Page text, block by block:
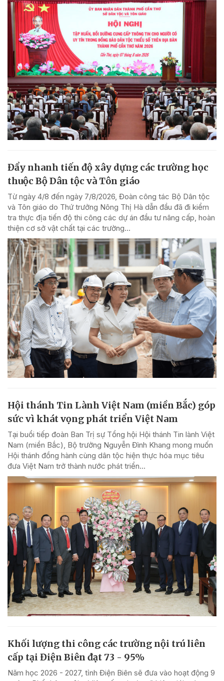
Đẩy nhanh tiến độ xây dựng các trường học
thuộc Bộ Dân tộc và Tôn giáo
Từ ngày 4/8 đến ngày 7/8/2026, Đoàn công tác Bộ Dân tộc
và Tôn giáo do Thứ trưởng Nông Thị Hà dẫn đầu đã đi kiểm
tra thực địa tiến độ thi công các dự án đầu tư nâng cấp, hoàn
thiện cơ sở vật chất tại các trường...
Hội thánh Tin Lành Việt Nam (miền Bắc) góp
sức vì khát vọng phát triển Việt Nam
Tại buổi tiếp đoàn Ban Trị sự Tổng hội Hội thánh Tin lành Việt
Nam (miền Bắc), Bộ trưởng Nguyễn Đình Khang mong muốn
Hội thánh đồng hành cùng dân tộc hiện thực hóa mục tiêu
đưa Việt Nam trở thành nước phát triển...
Khối lượng thi công các trường nội trú liên
cấp tại Điện Biên đạt 73 - 95%
Năm học 2026 - 2027, tỉnh Điện Biên sẽ đưa vào hoạt động 9